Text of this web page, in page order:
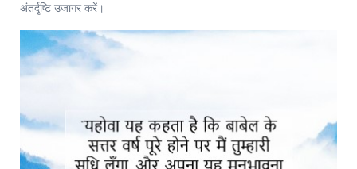
अंतर्दृष्टि उजागर करें।